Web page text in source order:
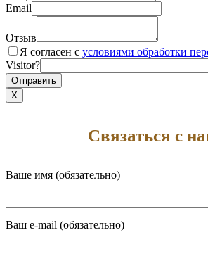
Email
Отзыв
Я согласен с условиями обработки
Visitor?
X
Связаться с
Ваше имя (обязательно)
Ваш e-mail (обязательно)